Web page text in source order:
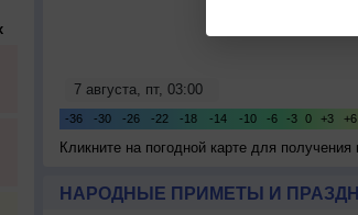
Кликните на погодной карте для
НАРОДНЫЕ ПРИМЕТЫ И